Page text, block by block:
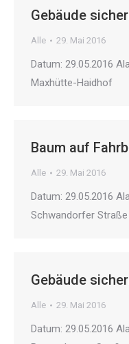
Gebäude
Alle 29. Mai 2016
Datum: 29.05.2016
Maxhütte-Haidhof
Baum auf
Alle 29. Mai 2016
Datum: 29.05.2016
Schwandorfer Straße
Gebäude
Alle 29. Mai 2016
Datum: 29.05.2016